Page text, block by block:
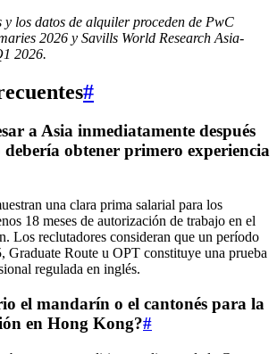
y los datos de alquiler proceden de PwC
2026 y Savills World Research Asia-
2026.
#
a Asia inmediatamente después
obtener primero experiencia
una clara prima salarial para los
18 meses de autorización de trabajo en el
Los reclutadores consideran que un período
Graduate Route u OPT constituye una prueba
regulada en inglés.
el mandarín o el cantonés para la
en Hong Kong?#